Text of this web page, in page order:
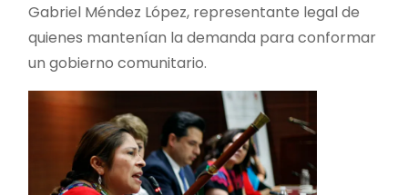
Gabriel Méndez López, representante legal de
quienes mantenían la demanda para conformar
un gobierno comunitario.